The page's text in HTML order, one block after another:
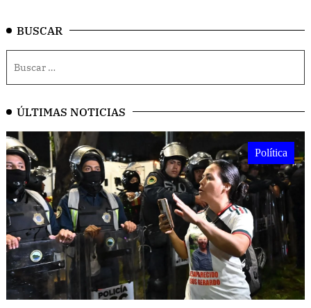
BUSCAR
ÚLTIMAS NOTICIAS
Política